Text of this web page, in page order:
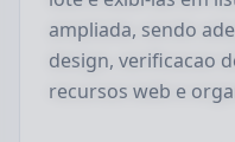
ampliada, sendo
design, verificacao
recursos web e